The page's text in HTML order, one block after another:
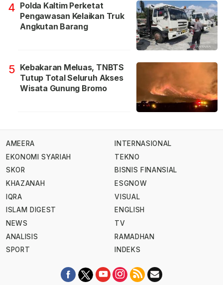
4 Polda Kaltim Perketat
Pengawasan Kelaikan Truk
Angkutan Barang
5 Kebakaran Meluas, TNBTS
Tutup Total Seluruh Akses
Wisata Gunung Bromo
AMEERA
EKONOMI SYARIAH
SKOR
KHAZANAH
IQRA
ISLAM DIGEST
NEWS
ANALISIS
SPORT
INTERNASIONAL
TEKNO
BISNIS FINANSIAL
ESGNOW
VISUAL
ENGLISH
TV
RAMADHAN
INDEKS